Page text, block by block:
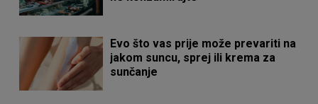
Evo što vas prije može prevariti na
jakom suncu, sprej ili krema za
sunčanje